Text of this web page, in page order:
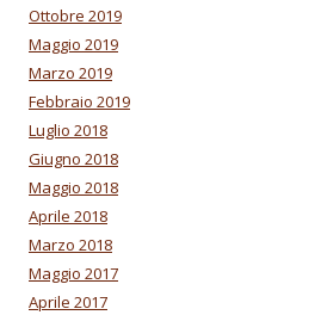
Ottobre 2019
Maggio 2019
Marzo 2019
Febbraio 2019
Luglio 2018
Giugno 2018
Maggio 2018
Aprile 2018
Marzo 2018
Maggio 2017
Aprile 2017